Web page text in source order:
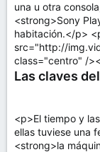
una u otra
<strong>Sony
habitación.</p>
src="http://
class="centro" /
Las claves
<p>El tiempo y
ellas tuviese una
<strong>la